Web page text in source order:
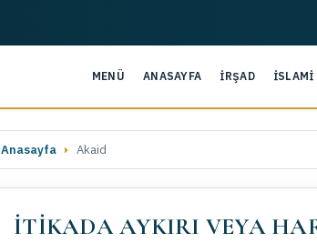
MENÜ ANASAYFA İRŞAD İSLAMİ
Anasayfa Akaid
İTİKADA AYKIRI VEYA